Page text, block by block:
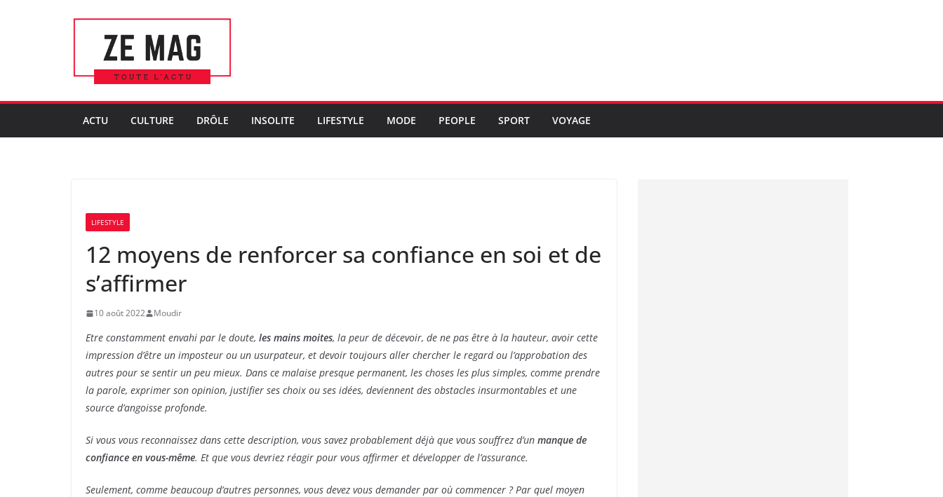
ACTU CULTURE DRÔLE INSOLITE LIFESTYLE MODE PEOPLE SPORT VOYAGE
LIFESTYLE
12 moyens de renforcer sa confiance en soi et de
s’affirmer
10 août 2022 Moudir
Etre constamment envahi par le doute, les mains moites, la peur de décevoir, de ne pas être à la hauteur, avoir cette
impression d’être un imposteur ou un usurpateur, et devoir toujours aller chercher le regard ou l’approbation des
autres pour se sentir un peu mieux. Dans ce malaise presque permanent, les choses les plus simples, comme prendre
la parole, exprimer son opinion, justifier ses choix ou ses idées, deviennent des obstacles insurmontables et une
source d’angoisse profonde.
Si vous vous reconnaissez dans cette description, vous savez probablement déjà que vous souffrez d’un manque de
confiance en vous-même. Et que vous devriez réagir pour vous affirmer et développer de l’assurance.
Seulement, comme beaucoup d’autres personnes, vous devez vous demander par où commencer ? Par quel moyen